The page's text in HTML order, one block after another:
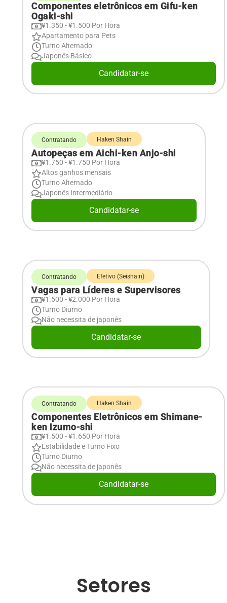
Componentes eletrônicos em Gifu-ken
Ogaki-shi
¥1.350 - ¥1.500 Por Hora
Apartamento para Pets
Turno Alternado
Japonês Básico
Candidatar-se
Contratando Haken Shain
Autopeças em Aichi-ken Anjo-shi
¥1.750 - ¥1.750 Por Hora
Altos ganhos mensais
Turno Alternado
Japonês Intermediário
Candidatar-se
Contratando Efetivo (Seishain)
Vagas para Líderes e Supervisores
¥1.500 - ¥2.000 Por Hora
Turno Diurno
Não necessita de japonês
Candidatar-se
Contratando Haken Shain
Componentes Eletrônicos em Shimane-
ken Izumo-shi
¥1.500 - ¥1.650 Por Hora
Estabilidade e Turno Fixo
Turno Diurno
Não necessita de japonês
Candidatar-se
Setores